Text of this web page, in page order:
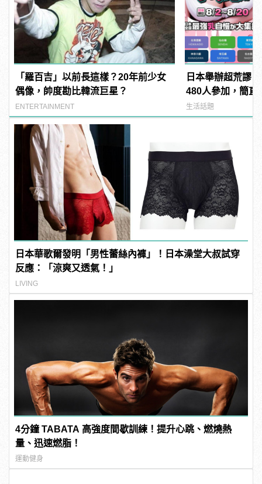
「羅百吉」以前長這樣？20年前少女
偶像，帥度勘比韓流巨星？
ENTERTAINMENT
日本舉辦超荒謬
480人參加，簡直
manfashion這樣
生活話題
日本華歌爾發明「男性蕾絲內褲」！日本澡堂大叔試穿
反應：「涼爽又透氣！」
LIVING
4分鐘 TABATA 高強度間歇訓練！提升心跳、燃燒熱
量、迅速燃脂！
運動健身